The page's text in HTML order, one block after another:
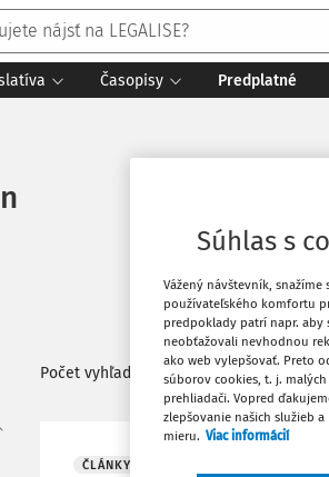
Časopisy Predplatné
Počet vyhľadaných dokumentov: 1
ČLÁNKY
Súhlas s
Vážený návštevník,
používateľského komfortu
predpoklady patrí napr. aby
neobťažovali nevhodnou
ako web vylepšovať. Preto
súborov cookies, t. j.
prehliadači. Vopred
zlepšovanie našich služieb
mieru. Viac informácií